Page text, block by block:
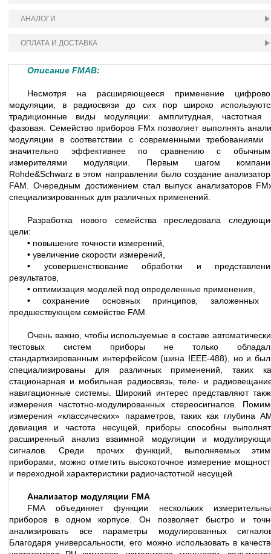
АНАЛОГИ
ОПЛАТА И ДОСТАВКА
Описание FMAB:
Несмотря на расширяющееся применение
модуляции, в радиосвязи до сих пор широко
традиционные виды модуляции: амплитудная, частотная
фазовая. Семейство приборов FMx позволяет выполнять
модуляции в соответствии с современными требованиями
значительно эффективнее по сравнению с
измерителями модуляции. Первым шагом
Rohde&Schwarz в этом направлении было создание
FAM. Очередным достижением стал выпуск анализаторов
специализированных для различных применений.
Разработка нового семейства преследовала
цели:
• повышение точности измерений,
• увеличение скорости измерений,
• усовершенствование обработки и
результатов,
• оптимизация моделей под определенные применения,
•сохранение основных принципов, заложенных
предшествующем семействе FAM.
Очень важно, чтобы используемые в составе
тестовых систем приборы не только
стандартизированным интерфейсом (шина IEEE-488), но и
специализированы для различных применений, таких
стационарная и мобильная радиосвязь, теле- и
навигационные системы. Широкий интерес представляют
измерения частотно-модулированных стереосигналов.
измерения «классических» параметров, таких как глубина
девиация и частота несущей, приборы способны
расширенный анализ взаимной модуляции и
сигналов. Среди прочих функций, выполняемых
приборами, можно отметить высокоточное измерение
и переходной характеристики радиочастотной несущей.
Анализатор модуляции FMA
FMA объединяет функции нескольких
приборов в одном корпусе. Он позволяет быстро и
анализировать все параметры модулированных
Благодаря универсальности, его можно использовать в